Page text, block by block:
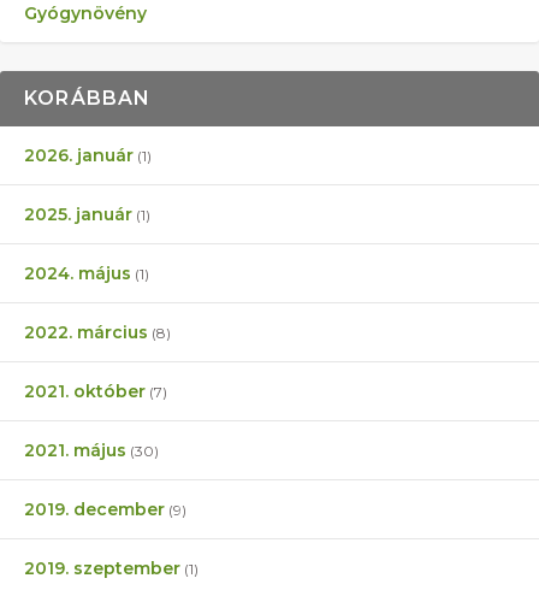
Gyógynövény
KORÁBBAN
2026. január (1)
2025. január (1)
2024. május (1)
2022. március (8)
2021. október (7)
2021. május (30)
2019. december (9)
2019. szeptember (1)